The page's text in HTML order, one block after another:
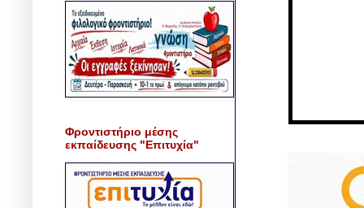
Φροντιστήριο μέσης
εκπαίδευσης "Επιτυχία"